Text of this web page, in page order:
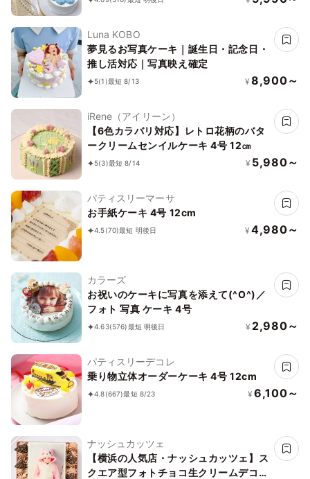
Luna KOBO
夢見るお写真ケーキ｜誕生日・記念日・
推し活対応｜写真映え確定
5(1)最短 8/13 ¥ 8,900～
iRene（アイリーン）
【6色カラバリ対応】レトロ花柄のバタ
ークリームセンイルケーキ 4号 12㎝
5(3)最短 8/14 ¥ 5,980～
パティスリーマーサ
お手紙ケーキ 4号 12cm
4.5(70)最短 明後日 ¥ 4,980～
カラーズ
お祝いのケーキに写真を添えて(^O^)／
フォト 写真 ケーキ 4号
4.63(576)最短 明後日 ¥ 2,980～
パティスリーデコレ
乗り物立体オーダーケーキ 4号 12cm
4.8(667)最短 8/23 ¥ 6,100～
ナッシュカッツェ
【横浜の人気店・ナッシュカッツェ】ス
クエア型フォトチョコ生クリームデコレ